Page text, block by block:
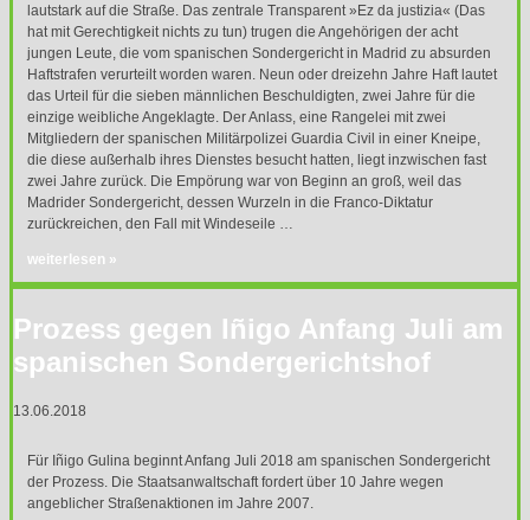
lautstark auf die Straße. Das zentrale Transparent »Ez da justizia« (Das
hat mit Gerechtigkeit nichts zu tun) trugen die Angehörigen der acht
jungen Leute, die vom spanischen Sondergericht in Madrid zu absurden
Haftstrafen verurteilt worden waren. Neun oder dreizehn Jahre Haft lautet
das Urteil für die sieben männlichen Beschuldigten, zwei Jahre für die
einzige weibliche Angeklagte. Der Anlass, eine Rangelei mit zwei
Mitgliedern der spanischen Militärpolizei Guardia Civil in einer Kneipe,
die diese außerhalb ihres Dienstes besucht hatten, liegt inzwischen fast
zwei Jahre zurück. Die Empörung war von Beginn an groß, weil das
Madrider Sondergericht, dessen Wurzeln in die Franco-Diktatur
zurückreichen, den Fall mit Windeseile …
weiterlesen »
Prozess gegen Iñigo Anfang Juli am
spanischen Sondergerichtshof
13.06.2018
Für Iñigo Gulina beginnt Anfang Juli 2018 am spanischen Sondergericht
der Prozess. Die Staatsanwaltschaft fordert über 10 Jahre wegen
angeblicher Straßenaktionen im Jahre 2007.